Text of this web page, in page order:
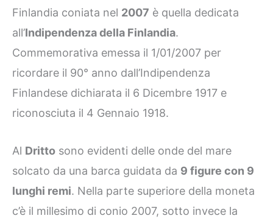
Finlandia coniata nel 2007 è quella dedicata
all’Indipendenza della Finlandia.
Commemorativa emessa il 1/01/2007 per
ricordare il 90° anno dall’Indipendenza
Finlandese dichiarata il 6 Dicembre 1917 e
riconosciuta il 4 Gennaio 1918.
Al Dritto sono evidenti delle onde del mare
solcato da una barca guidata da 9 figure con 9
lunghi remi. Nella parte superiore della moneta
c’è il millesimo di conio 2007, sotto invece la